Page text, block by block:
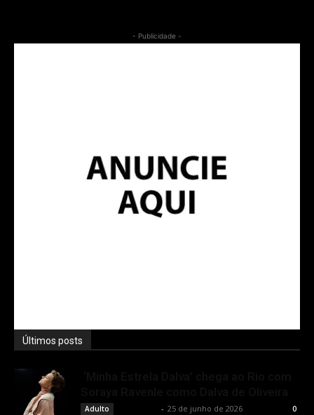
- Publicidade -
Últimos posts
Adulto - 25 de junho de 2026 0